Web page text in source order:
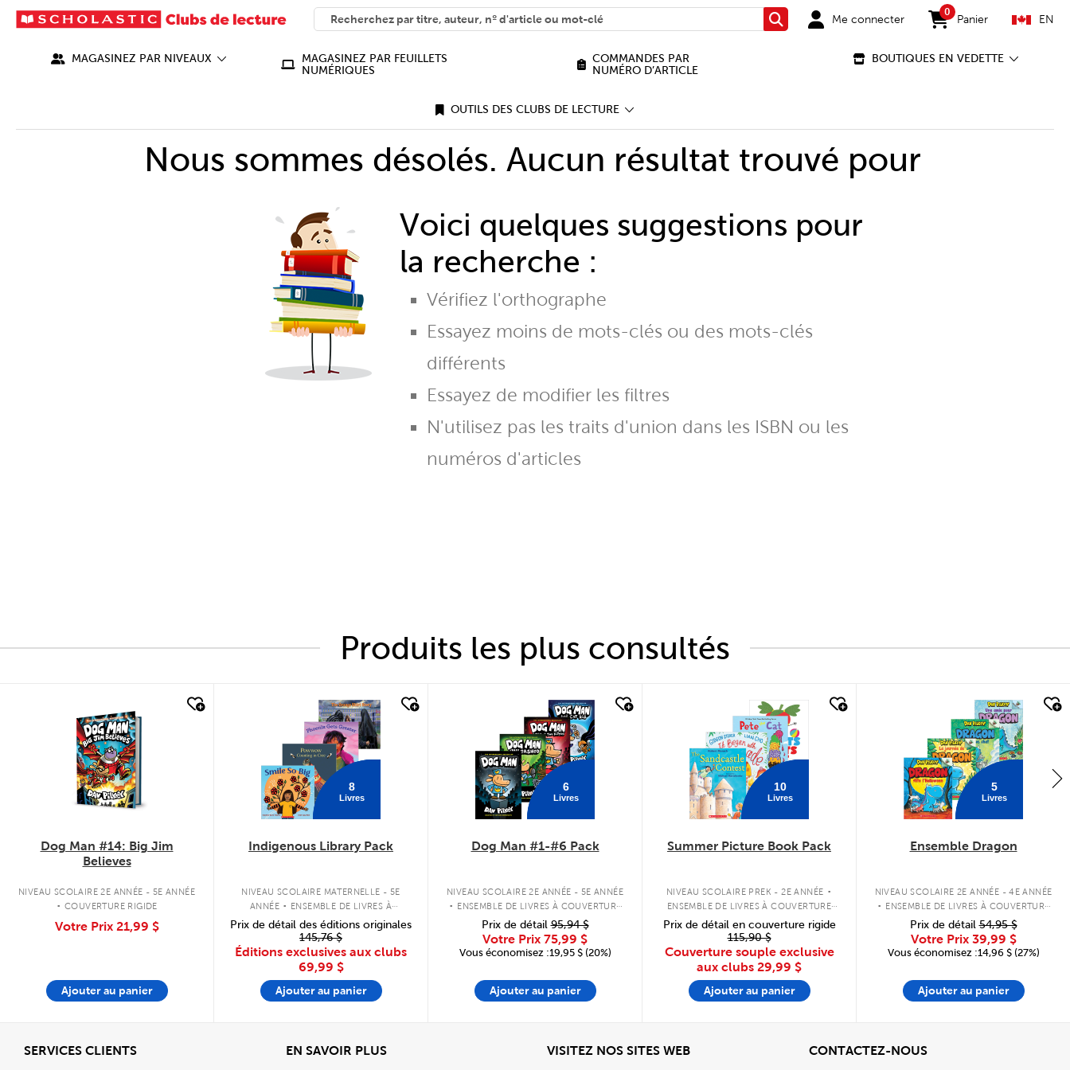
SEARCH
What can we help you find?
RechercherMe connecter
0
items in cart
Panier EN
MAGASINEZ PAR NIVEAUX
MAGASINEZ PAR FEUILLETS
NUMÉRIQUES
COMMANDES PAR
NUMÉRO D’ARTICLE
BOUTIQUES EN VEDETTE
OUTILS DES CLUBS DE LECTURE
Nous sommes désolés. Aucun résultat trouvé pour
Voici quelques suggestions pour
la recherche :
Vérifiez l'orthographe
Essayez moins de mots-clés ou des mots-clés
différents
Essayez de modifier les filtres
N'utilisez pas les traits d'union dans les ISBN ou les
numéros d'articles
Produits les plus consultés
Dog Man #14: Big Jim
Believes
NIVEAU SCOLAIRE 2E ANNÉE - 5E ANNÉE
. COUVERTURE RIGIDE
Votre Prix 21,99 $
Ajouter au panier
8
Livres
Indigenous Library Pack
NIVEAU SCOLAIRE MATERNELLE - 5E
ANNÉE . ENSEMBLE DE LIVRES À
COUVERTURE SOUPLE
Prix de détail des éditions originales
145,76 $
Éditions exclusives aux clubs
69,99 $
Ajouter au panier
6
Livres
Dog Man #1-#6 Pack
NIVEAU SCOLAIRE 2E ANNÉE - 5E ANNÉE
. ENSEMBLE DE LIVRES À COUVERTURE
RIGIDE
Prix de détail95,94 $
Votre Prix 75,99 $
Vous économisez :19,95 $ (20%)
Ajouter au panier
10
Livres
Summer Picture Book Pack
NIVEAU SCOLAIRE PREK - 2E ANNÉE .
ENSEMBLE DE LIVRES À COUVERTURE
Prix de détail en couverture rigide
115,90 $
Couverture souple exclusive
aux clubs 29,99 $
Ajouter au panier
5
Livres
Ensemble Dragon
NIVEAU SCOLAIRE 2E ANNÉE - 4E ANNÉE
. ENSEMBLE DE LIVRES À COUVERTURE
SOUPLE
Prix de détail54,95 $
Votre Prix 39,99 $
Vous économisez :14,96 $ (27%)
Ajouter au panier
SERVICES CLIENTSAfficher EN SAVOIR PLUSView VISITEZ NOS SITES WEBAfficher CONTACTEZ-NOUSView